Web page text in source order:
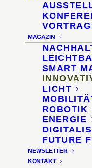
MAGAZIN
SMART
LICHT
ROBOTIK
ENERGIE
FUTURE
NEWSLETTER
KONTAKT
MetAK
Klebstoff